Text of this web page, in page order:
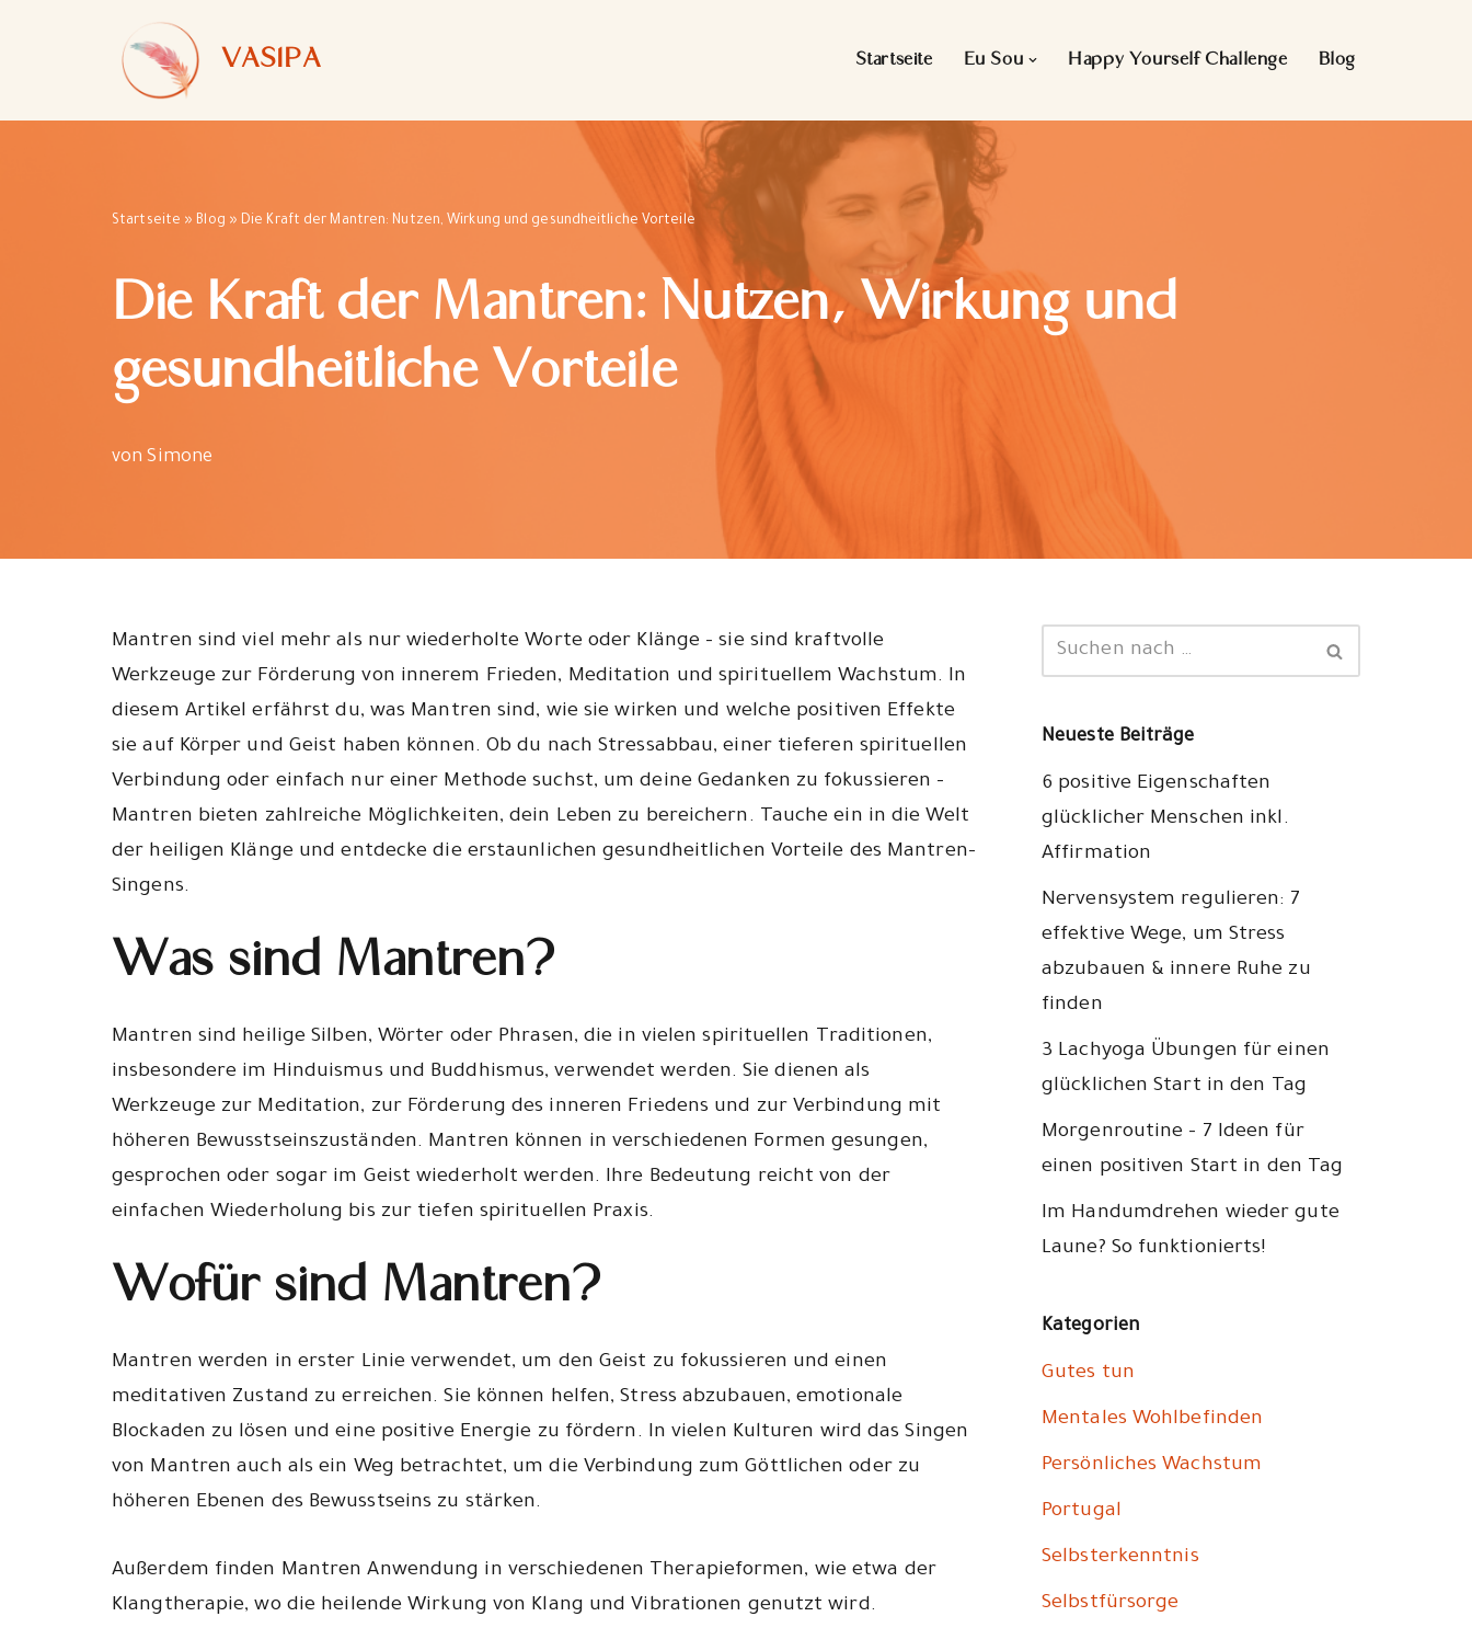
VASIPA Startseite Eu Sou Happy Yourself Challenge Blog
Startseite » Blog » Die Kraft der Mantren: Nutzen, Wirkung und gesundheitliche Vorteile
Die Kraft der Mantren: Nutzen, Wirkung und
gesundheitliche Vorteile
vonSimone
Mantren sind viel mehr als nur wiederholte Worte oder Klänge – sie sind kraftvolle
Werkzeuge zur Förderung von innerem Frieden, Meditation und spirituellem Wachstum. In
diesem Artikel erfährst du, was Mantren sind, wie sie wirken und welche positiven Effekte
sie auf Körper und Geist haben können. Ob du nach Stressabbau, einer tieferen spirituellen
Verbindung oder einfach nur einer Methode suchst, um deine Gedanken zu fokussieren –
Mantren bieten zahlreiche Möglichkeiten, dein Leben zu bereichern. Tauche ein in die Welt
der heiligen Klänge und entdecke die erstaunlichen gesundheitlichen Vorteile des Mantren-
Singens.
Was sind Mantren?
Mantren sind heilige Silben, Wörter oder Phrasen, die in vielen spirituellen Traditionen,
insbesondere im Hinduismus und Buddhismus, verwendet werden. Sie dienen als
Werkzeuge zur Meditation, zur Förderung des inneren Friedens und zur Verbindung mit
höheren Bewusstseinszuständen. Mantren können in verschiedenen Formen gesungen,
gesprochen oder sogar im Geist wiederholt werden. Ihre Bedeutung reicht von der
einfachen Wiederholung bis zur tiefen spirituellen Praxis.
Wofür sind Mantren?
Mantren werden in erster Linie verwendet, um den Geist zu fokussieren und einen
meditativen Zustand zu erreichen. Sie können helfen, Stress abzubauen, emotionale
Blockaden zu lösen und eine positive Energie zu fördern. In vielen Kulturen wird das Singen
von Mantren auch als ein Weg betrachtet, um die Verbindung zum Göttlichen oder zu
höheren Ebenen des Bewusstseins zu stärken.
Außerdem finden Mantren Anwendung in verschiedenen Therapieformen, wie etwa der
Klangtherapie, wo die heilende Wirkung von Klang und Vibrationen genutzt wird.
Neueste Beiträge
6 positive Eigenschaften
glücklicher Menschen inkl.
Affirmation
Nervensystem regulieren: 7
effektive Wege, um Stress
abzubauen & innere Ruhe zu
finden
3 Lachyoga Übungen für einen
glücklichen Start in den Tag
Morgenroutine – 7 Ideen für
einen positiven Start in den Tag
Im Handumdrehen wieder gute
Laune? So funktionierts!
Kategorien
Gutes tun
Mentales Wohlbefinden
Persönliches Wachstum
Portugal
Selbsterkenntnis
Selbstfürsorge